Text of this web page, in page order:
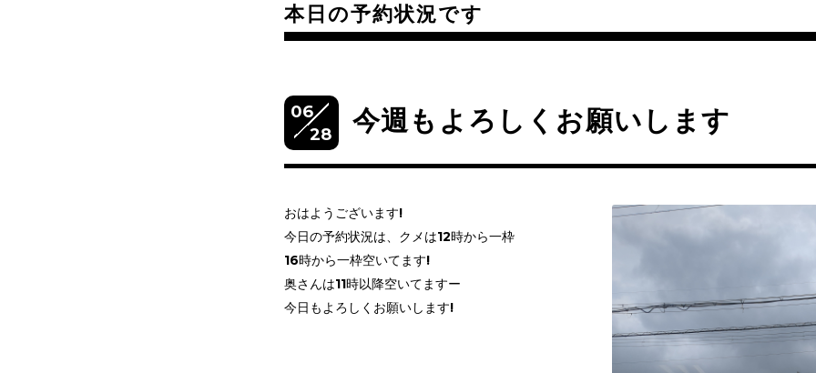
本日の予約状況です
06
28
今週もよろしくお願いします
おはようございます!
今日の予約状況は、クメは12時から一枠
16時から一枠空いてます!
奥さんは11時以降空いてますー
今日もよろしくお願いします!